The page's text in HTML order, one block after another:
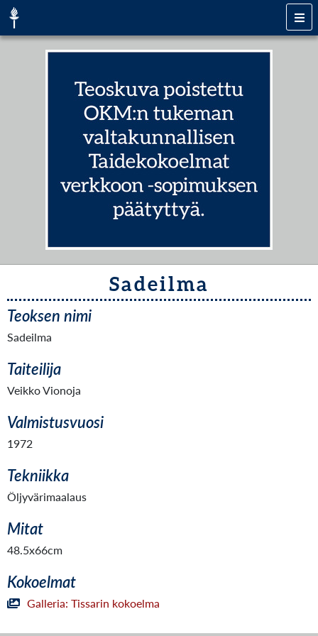
Sadeilma
Teoksen nimi
Sadeilma
Taiteilija
Veikko Vionoja
Valmistusvuosi
1972
Tekniikka
Öljyvärimaalaus
Mitat
48.5x66cm
Kokoelmat
Galleria: Tissarin kokoelma